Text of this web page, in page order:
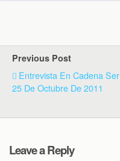
Previous Post
Entrevista En Cadena Ser
25 De Octubre De 2011
Leave a Reply